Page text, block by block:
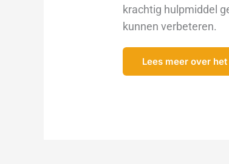
krachtig hulpmiddel
kunnen verbeteren.
Lees meer over